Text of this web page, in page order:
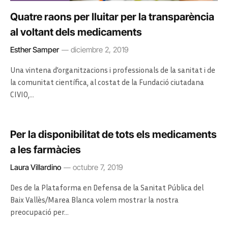
Quatre raons per lluitar per la transparència
al voltant dels medicaments
Esther Samper diciembre 2, 2019
Una vintena d’organitzacions i professionals de la sanitat i de
la comunitat científica, al costat de la Fundació ciutadana
CIVIO,…
Per la disponibilitat de tots els medicaments
a les farmàcies
Laura Villardino octubre 7, 2019
Des de la Plataforma en Defensa de la Sanitat Pública del
Baix Vallès/Marea Blanca volem mostrar la nostra
preocupació per…